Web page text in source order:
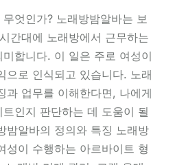
엇인가? 노래방밤알바는 보
간대에 노래방에서 근무하는
합니다. 이 일은 주로 여성이
으로 인식되고 있습니다. 노래
과 업무를 이해한다면, 나에게
인지 판단하는 데 도움이 될
밤알바의 정의와 특징 노래방
성이 수행하는 아르바이트 형